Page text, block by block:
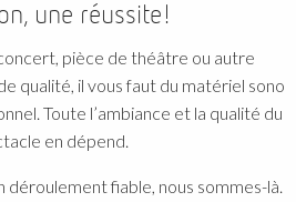
une réussite!
pièce de théâtre ou autre
qualité, il vous faut du matériel sono
Toute l’ambiance et la qualité du
en dépend.
déroulement fiable, nous sommes-là.